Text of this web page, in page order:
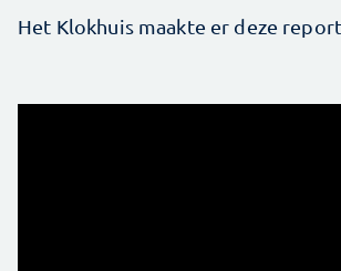
Het Klokhuis maakte er deze